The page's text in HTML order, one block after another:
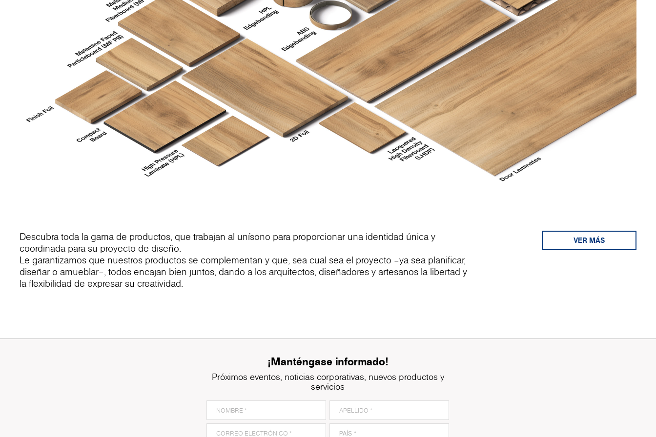
Descubra toda la gama de productos, que trabajan al unísono para proporcionar una identidad única y
coordinada para su proyecto de diseño.
Le garantizamos que nuestros productos se complementan y que, sea cual sea el proyecto –ya sea planificar,
diseñar o amueblar–, todos encajan bien juntos, dando a los arquitectos, diseñadores y artesanos la libertad y
la flexibilidad de expresar su creatividad.
VER MÁS
¡Manténgase informado!
Próximos eventos, noticias corporativas, nuevos productos y
servicios